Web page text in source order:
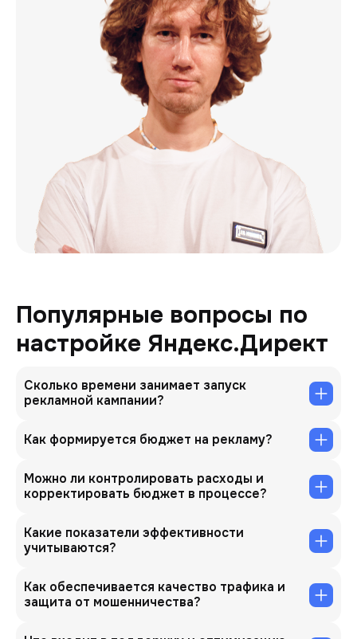
Популярные вопросы по
настройке Яндекс.Директ
Сколько времени занимает запуск
рекламной кампании?
Как формируется бюджет на рекламу?
Можно ли контролировать расходы и
корректировать бюджет в процессе?
Какие показатели эффективности
учитываются?
Как обеспечивается качество трафика и
защита от мошенничества?